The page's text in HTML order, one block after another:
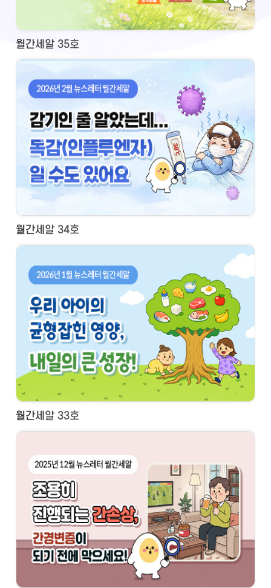
월간세알 35호
월간세알 34호
월간세알 33호